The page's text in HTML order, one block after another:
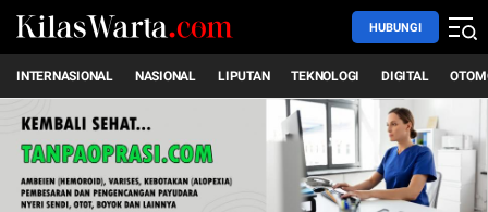
HUBUNGI
INTERNASIONAL NASIONAL LIPUTAN TEKNOLOGI DIGITAL